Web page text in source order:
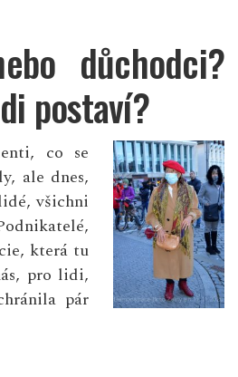
důchodci?
postaví?
co se
ale dnes,
všichni
která tu
pro lidi,
pár